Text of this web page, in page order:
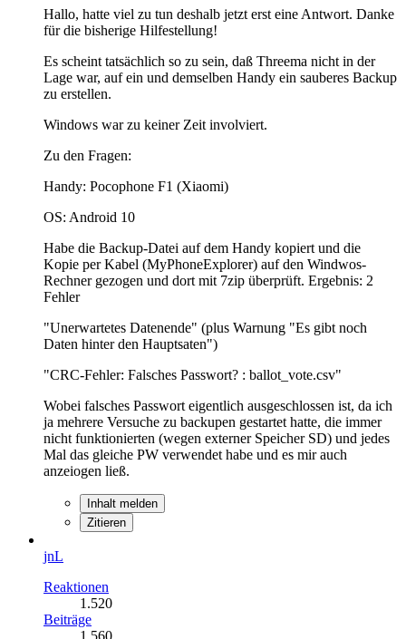
Hallo, hatte viel zu tun deshalb jetzt erst eine Antwort. Danke
für die bisherige Hilfestellung!
Es scheint tatsächlich so zu sein, daß Threema nicht in der
Lage war, auf ein und demselben Handy ein sauberes Backup
zu erstellen.
Windows war zu keiner Zeit involviert.
Zu den Fragen:
Handy: Pocophone F1 (Xiaomi)
OS: Android 10
Habe die Backup-Datei auf dem Handy kopiert und die
Kopie per Kabel (MyPhoneExplorer) auf den Windwos-
Rechner gezogen und dort mit 7zip überprüft. Ergebnis: 2
Fehler
"Unerwartetes Datenende" (plus Warnung "Es gibt noch
Daten hinter den Hauptsaten")
"CRC-Fehler: Falsches Passwort? : ballot_vote.csv"
Wobei falsches Passwort eigentlich ausgeschlossen ist, da ich
ja mehrere Versuche zu backupen gestartet hatte, die immer
nicht funktionierten (wegen externer Speicher SD) und jedes
Mal das gleiche PW verwendet habe und es mir auch
anzeiogen ließ.
Inhalt melden
Zitieren
jnL
Reaktionen
1.520
Beiträge
1.560